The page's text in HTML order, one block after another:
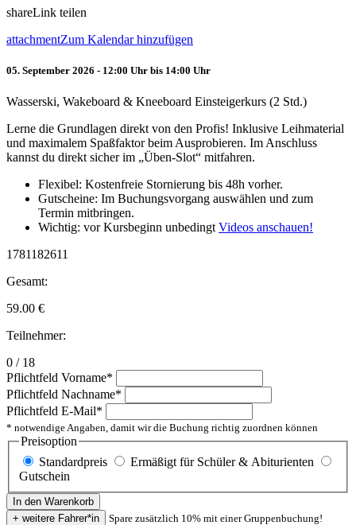
shareLink teilen
attachmentZum Kalendar hinzufügen
05. September 2026 - 12:00 Uhr bis 14:00 Uhr
Wasserski, Wakeboard & Kneeboard Einsteigerkurs (2 Std.)
Lerne die Grundlagen direkt von den Profis! Inklusive Leihmaterial
und maximalem Spaßfaktor beim Ausprobieren. Im Anschluss
kannst du direkt sicher im „Üben-Slot“ mitfahren.
Flexibel: Kostenfreie Stornierung bis 48h vorher.
Gutscheine: Im Buchungsvorgang auswählen und zum
Termin mitbringen.
Wichtig: vor Kursbeginn unbedingt Videos anschauen!
1781182611
Gesamt:
59.00 €
Teilnehmer:
0 / 18
Pflichtfeld Vorname*
Pflichtfeld Nachname*
Pflichtfeld E-Mail*
* notwendige Angaben, damit wir die Buchung richtig zuordnen können
Preisoption
Standardpreis
Ermäßigt für Schüler & Abiturienten
Gutschein
Spare zusätzlich 10% mit einer Gruppenbuchung!